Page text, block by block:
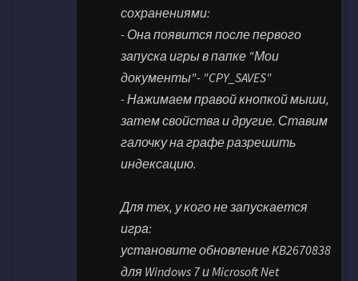
сохранениями:
- Она появится после первого
запуска игры в папке "Мои
документы"- "CPY_SAVES"
- Нажимаем правой кнопкой мыши,
затем свойства и другие. Ставим
галочку на графе разрешить
индексацию.
Для тех, у кого не запускается
игра:
установите обновление KB2670838
для Windows 7 и Microsoft Net